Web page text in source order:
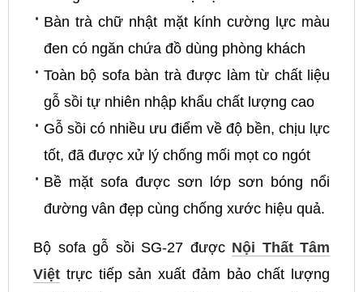
Bàn trà chữ nhật mặt kính cường lực màu
đen có ngăn chứa đồ dùng phòng khách
Toàn bộ sofa bàn trà được làm từ chất liệu
gỗ sồi tự nhiên nhập khẩu chất lượng cao
Gỗ sồi có nhiều ưu điểm về độ bền, chịu lực
tốt, đã được xử lý chống mối mọt co ngót
Bề mặt sofa được sơn lớp sơn bóng nổi
đường vân đẹp cùng chống xước hiệu quả.
Bộ sofa gỗ sồi SG-27 được Nội Thất Tâm
Việt trực tiếp sản xuất đảm bảo chất lượng